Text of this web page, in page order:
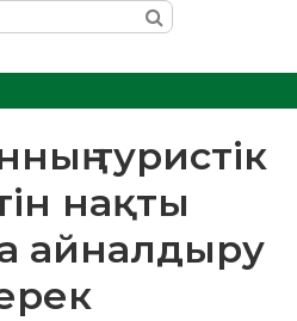
туристік
нақты
айналдыру